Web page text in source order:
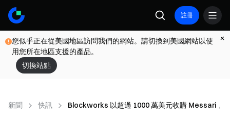
註冊
您似乎正在從美國地區訪問我們的網站。請切換到美國網站以使
用您所在地區支援的產品。
切換站點
新聞 快訊 Blockworks 以超過 1000 萬美元收購 Messari，